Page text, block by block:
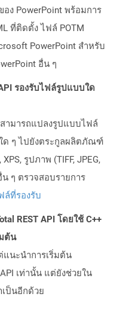
ง PowerPoint พร้อมการ
ที่ติดตั้ง ไฟล์ POTM
PowerPoint สำหรับ
อื่น ๆ
รองรับไฟล์รูปแบบใด
ามารถแปลงรูปแบบไฟล์
ๆ ไปยังตระกูลผลิตภัณฑ์
XPS, รูปภาพ (TIFF, JPEG,
น ๆ ตรวจสอบรายการ
ล์ที่รองรับ
REST API โดยใช้ C++
ต้น
แนะนำการเริ่มต้น
เท่านั้น แต่ยังช่วยใน
ป็นอีกด้วย